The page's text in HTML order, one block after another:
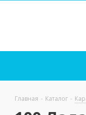
Главная - Каталог -